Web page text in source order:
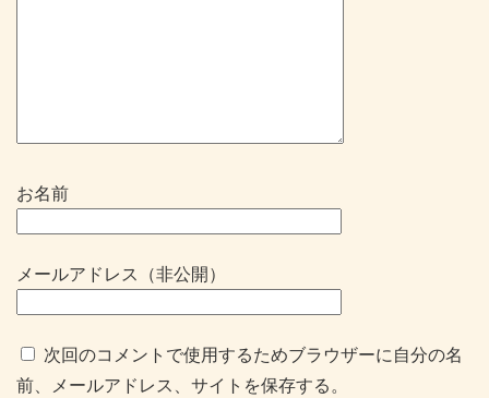
お名前
メールアドレス（非公開）
次回のコメントで使用するためブラウザーに自分の名
前、メールアドレス、サイトを保存する。